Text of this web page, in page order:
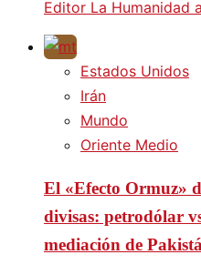
Editor La Humanidad
Estados Unidos
Irán
Mundo
Oriente Medio
El «Efecto Ormuz»
divisas: petrodólar
mediación de